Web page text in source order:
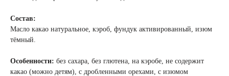
Состав:
Масло какао натуральное, кэроб, фундук активированный, изюм
тёмный.
Особенности: без сахара, без глютена, на кэробе, не содержит
какао (можно детям), с дробленными орехами, с изюмом